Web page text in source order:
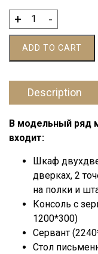
155
+
Furniture
for
children's
room
quantity
-
ADD TO CART
Description
В модельный ряд
входит:
Шкаф
дверках, 2
на полки и
Консоль с
1200*300)
Сервант
Стол